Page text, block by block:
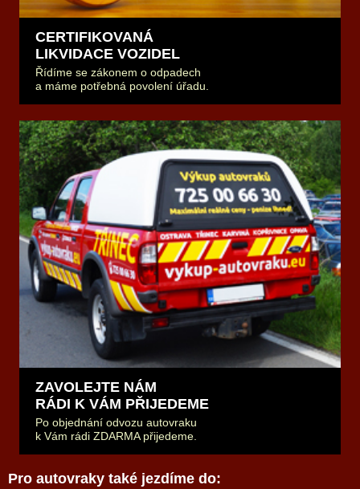
CERTIFIKOVANÁ
LIKVIDACE VOZIDEL
Řídíme se zákonem o odpadech
a máme potřebná povolení úřadu.
ZAVOLEJTE NÁM
RÁDI K VÁM PŘIJEDEME
Po objednání odvozu autovraku
k Vám rádi ZDARMA přijedeme.
Pro autovraky také jezdíme do: